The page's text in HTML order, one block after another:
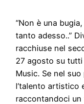
“Non è una
tanto adesso..”
racchiuse nel
27 agosto su
Music. Se nel suo
l’talento artistico
raccontandoci